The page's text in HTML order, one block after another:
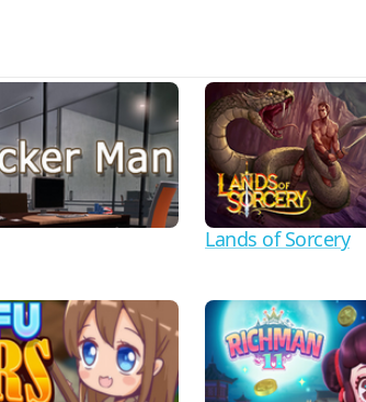
Lands of Sorcery